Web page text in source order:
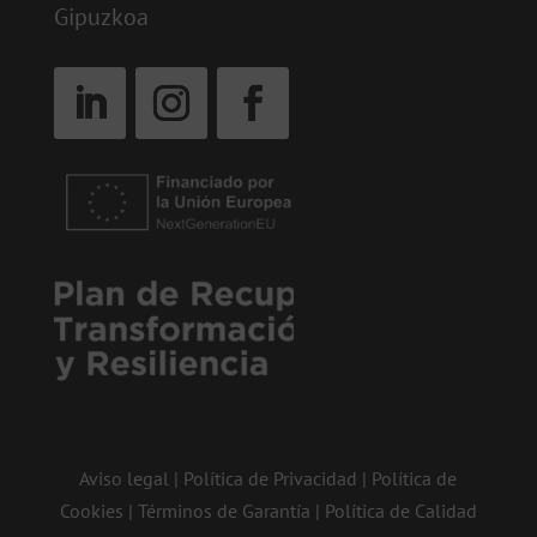
Gipuzkoa
Aviso legal | Política de Privacidad | Política de
Cookies | Términos de Garantía | Política de Calidad